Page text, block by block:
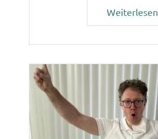
Weiterlesen